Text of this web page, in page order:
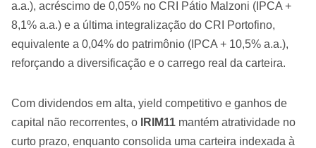
a.a.), acréscimo de 0,05% no CRI Pátio Malzoni (IPCA +
8,1% a.a.) e a última integralização do CRI Portofino,
equivalente a 0,04% do patrimônio (IPCA + 10,5% a.a.),
reforçando a diversificação e o carrego real da carteira.
Com dividendos em alta, yield competitivo e ganhos de
capital não recorrentes, o
IRIM11 mantém atratividade no
curto prazo, enquanto consolida uma carteira indexada à